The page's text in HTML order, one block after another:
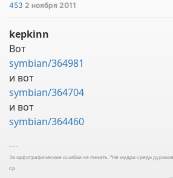
4532 ноября 2011
kepkinn
Вот
symbian/364981
и вот
symbian/364704
и вот
symbian/364460
---
За орфографические ошибки не пинать. "Не мудри среди
ср